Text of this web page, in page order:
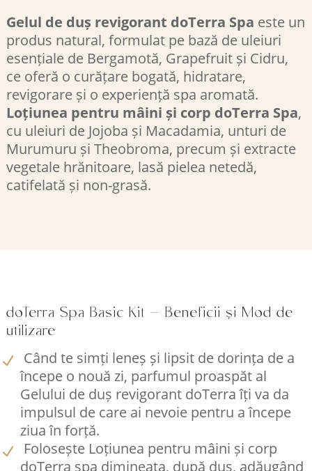
Gelul de duș revigorant doTerra Spa este un
produs natural, formulat pe bază de uleiuri
esențiale de Bergamotă, Grapefruit și Cidru,
ce oferă o curățare bogată, hidratare,
revigorare și o experiență spa aromată.
Loțiunea pentru mâini și corp doTerra Spa,
cu uleiuri de Jojoba și Macadamia, unturi de
Murumuru și Theobroma, precum și extracte
vegetale hrănitoare, lasă pielea netedă,
catifelată și non-grasă.
doTerra Spa Basic Kit – Beneficii și Mod de
utilizare
Când te simți leneș și lipsit de dorința de a
începe o nouă zi, parfumul proaspăt al
Gelului de duș revigorant doTerra îți va da
impulsul de care ai nevoie pentru a începe
ziua în forță.
Folosește Loțiunea pentru mâini și corp
doTerra spa dimineața, după duș, adăugând